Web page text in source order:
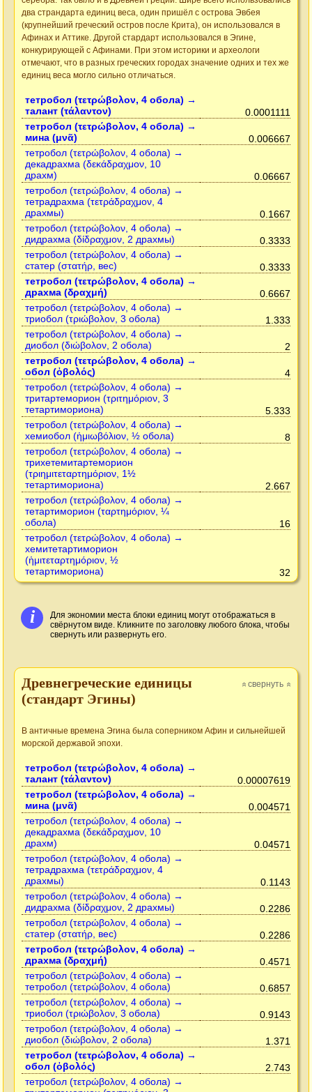
два страндарта единиц веса, один пришёл с острова Эвбея
(крупнейший греческий остров после Крита), он использовался в
Афинах и Аттике. Другой стардарт использовался в Эгине,
конкурирующей с Афинами. При этом историки и археологи
отмечают, что в разных греческих городах значение одних и тех же
единиц веса могло сильно отличаться.
тетробол (τετρώβολον, 4 обола) →
талант (τάλαντον)
0.0001111
тетробол (τετρώβολον, 4 обола) →
мина (μνᾶ)
0.006667
тетробол (τετρώβολον, 4 обола) →
декадрахма (δεκάδραχμον, 10
драхм)
0.06667
тетробол (τετρώβολον, 4 обола) →
тетрадрахма (τετράδραχμον, 4
драхмы)
0.1667
тетробол (τετρώβολον, 4 обола) →
дидрахма (δίδραχμον, 2 драхмы)
0.3333
тетробол (τετρώβολον, 4 обола) →
статер (στατήρ, вес)
0.3333
тетробол (τετρώβολον, 4 обола) →
драхма (δραχμή)
0.6667
тетробол (τετρώβολον, 4 обола) →
триобол (τριώβολον, 3 обола)
1.333
тетробол (τετρώβολον, 4 обола) →
диобол (διώβολον, 2 обола)
2
тетробол (τετρώβολον, 4 обола) →
обол (ὀβολός)
4
тетробол (τετρώβολον, 4 обола) →
тритартеморион (τριτημόριον, 3
тетартимориона)
5.333
тетробол (τετρώβολον, 4 обола) →
хемиобол (ἡμιωβόλιον, ½ обола)
8
тетробол (τετρώβολον, 4 обола) →
трихетемитартеморион
(τριημιτεταρτημόριον, 1½
тетартимориона)
2.667
тетробол (τετρώβολον, 4 обола) →
тетартиморион (ταρτημόριον, ¼
обола)
16
тетробол (τετρώβολον, 4 обола) →
хемитетартиморион
(ἡμιτεταρτημόριον, ½
тетартимориона)
32
i
Для экономии места блоки единиц могут отображаться в
свёрнутом виде. Кликните по заголовку любого блока, чтобы
свернуть или развернуть его.
»свернуть»
Древнегреческие единицы
(стандарт Эгины)
В античные времена Эгина была соперником Афин и сильнейшей
морской державой эпохи.
тетробол (τετρώβολον, 4 обола) →
талант (τάλαντον)
0.00007619
тетробол (τετρώβολον, 4 обола) →
мина (μνᾶ)
0.004571
тетробол (τετρώβολον, 4 обола) →
декадрахма (δεκάδραχμον, 10
драхм)
0.04571
тетробол (τετρώβολον, 4 обола) →
тетрадрахма (τετράδραχμον, 4
драхмы)
0.1143
тетробол (τετρώβολον, 4 обола) →
дидрахма (δίδραχμον, 2 драхмы)
0.2286
тетробол (τετρώβολον, 4 обола) →
статер (στατήρ, вес)
0.2286
тетробол (τετρώβολον, 4 обола) →
драхма (δραχμή)
0.4571
тетробол (τετρώβολον, 4 обола) →
тетробол (τετρώβολον, 4 обола)
0.6857
тетробол (τετρώβολον, 4 обола) →
триобол (τριώβολον, 3 обола)
0.9143
тетробол (τετρώβολον, 4 обола) →
диобол (διώβολον, 2 обола)
1.371
тетробол (τετρώβολον, 4 обола) →
обол (ὀβολός)
2.743
тетробол (τετρώβολον, 4 обола) →